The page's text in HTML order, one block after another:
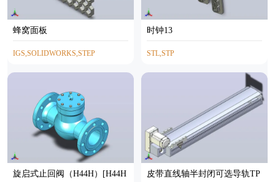
蜂窝面板
IGS,SOLIDWORKS,STEP
时钟13
STL,STP
旋启式止回阀（H44H）[H44H 皮带直线轴半封闭可选导轨TP